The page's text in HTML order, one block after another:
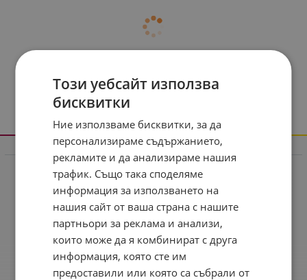
Информация
Реклама в drugstore.bg
Доставка и плащане
Общи условия за ползване
Политиката за поверителност
Политика за използване на бисквитки
Този уебсайт използва
бисквитки
Ние използваме бисквитки, за да
персонализираме съдържанието,
рекламите и да анализираме нашия
трафик. Също така споделяме
информация за използването на
нашия сайт от ваша страна с нашите
партньори за реклама и анализи,
които може да я комбинират с друга
информация, която сте им
предоставили или която са събрали от